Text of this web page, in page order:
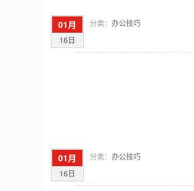
01月
16日
分类： 办公技巧
01月
16日
分类： 办公技巧